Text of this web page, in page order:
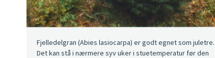
Fjelledelgran (Abies lasiocarpa) er godt egnet som juletre.
Det kan stå i nærmere syv uker i stuetemperatur før den